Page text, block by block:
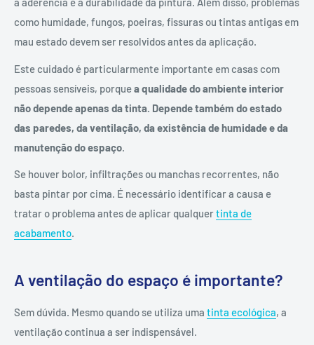
como humidade, fungos, poeiras, fissuras ou tintas antigas em
mau estado devem ser resolvidos antes da aplicação.
Este cuidado é particularmente importante em casas com
pessoas sensíveis, porquea qualidade do ambiente interior
não depende apenas da tinta. Depende também do estado
das paredes, da ventilação, da existência de humidade e da
manutenção do espaço.
Se houver bolor, infiltrações ou manchas recorrentes, não
basta pintar por cima. É necessário identificar a causa e
tratar o problema antes de aplicar qualquertinta de
acabamento.
A ventilação do espaço é importante?
Sem dúvida. Mesmo quando se utiliza uma tinta ecológica, a
ventilação continua a ser indispensável.